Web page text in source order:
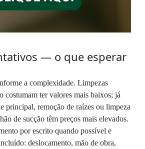
— o que esperar
a complexidade. Limpezas
costumam ter valores mais baixos; já
principal, remoção de raízes ou limpeza
de sucção têm preços mais elevados.
por escrito quando possível e
deslocamento, mão de obra,